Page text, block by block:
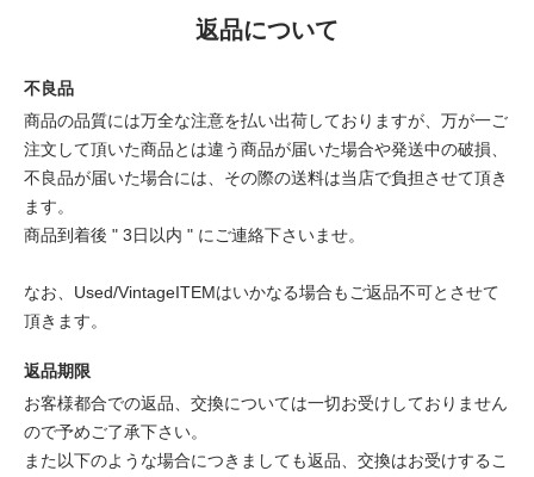
返品について
不良品
商品の品質には万全な注意を払い出荷しておりますが、万が一ご
注文して頂いた商品とは違う商品が届いた場合や発送中の破損、
不良品が届いた場合には、その際の送料は当店で負担させて頂き
ます。
商品到着後 " 3日以内 " にご連絡下さいませ。
なお、Used/VintageITEMはいかなる場合もご返品不可とさせて
頂きます。
返品期限
お客様都合での返品、交換については一切お受けしておりません
ので予めご了承下さい。
また以下のような場合につきましても返品、交換はお受けするこ